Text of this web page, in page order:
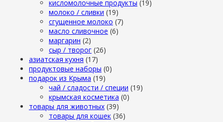
кисломолочные продукты (19)
молоко / сливки (19)
сгущенное молоко (7)
масло сливочное (6)
маргарин (2)
сыр / творог (26)
азиатская кухня (17)
продуктовые наборы (0)
подарок из Крыма (19)
чай / сладости / специи (19)
крымская косметика (0)
товары для животных (39)
товары для кошек (36)